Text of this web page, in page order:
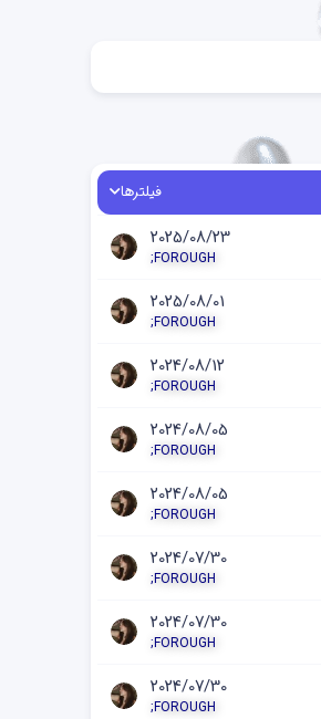
فیلترها
2025/08/23
;FOROUGH
2025/08/01
;FOROUGH
2024/08/12
;FOROUGH
2024/08/05
;FOROUGH
2024/08/05
;FOROUGH
2024/07/30
;FOROUGH
2024/07/30
;FOROUGH
2024/07/30
;FOROUGH